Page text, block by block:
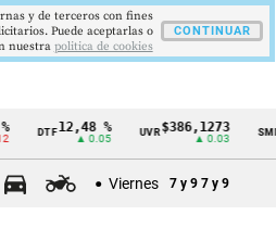
DTF12,48 %
▲ 0.05
UVR$386,1273
▲ 0.03
Viernes 7 y 9 7 y 9
y de terceros con fines
Puede aceptarlas o
nuestra politica de cookies
CONTINUAR